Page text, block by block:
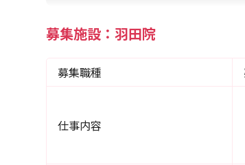
募集施設：羽田院
募集職種
仕事内容